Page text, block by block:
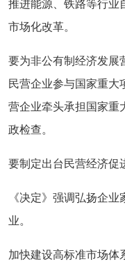
推进能源、铁路等行业
市场化改革。
要为非公有制经济发展
民营企业参与国家重大
营企业牵头承担国家重
政检查。
要制定出台民营经济
《决定》强调弘扬企
业。
加快建设高标准市场体